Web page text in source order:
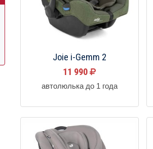
Joie i-Gemm 2
11 990
автолюлька до 1 года